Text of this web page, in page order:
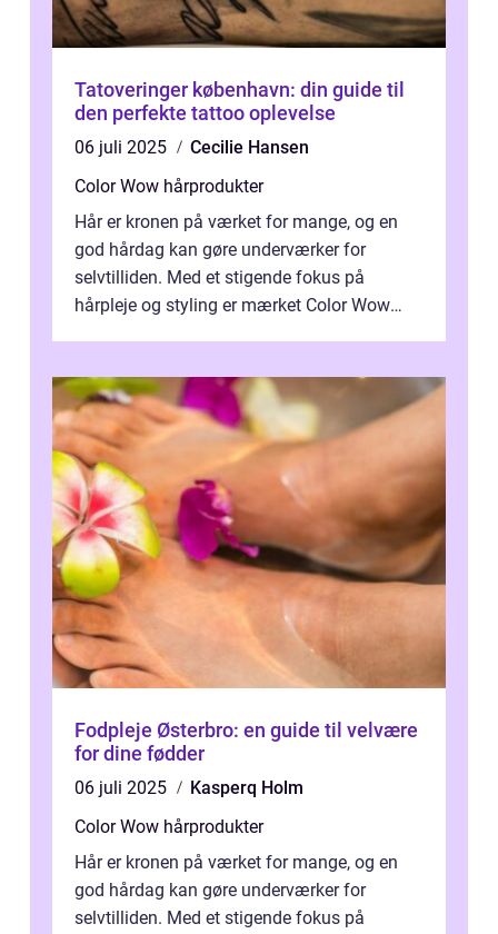
Tatoveringer københavn: din guide til
den perfekte tattoo oplevelse
06 juli 2025
Cecilie Hansen
Color Wow hårprodukter
Hår er kronen på værket for mange, og en
god hårdag kan gøre underværker for
selvtilliden. Med et stigende fokus på
hårpleje og styling er mærket Color Wow
Fodpleje Østerbro: en guide til velvære
for dine fødder
06 juli 2025
Kasperq Holm
Color Wow hårprodukter
Hår er kronen på værket for mange, og en
god hårdag kan gøre underværker for
selvtilliden. Med et stigende fokus på